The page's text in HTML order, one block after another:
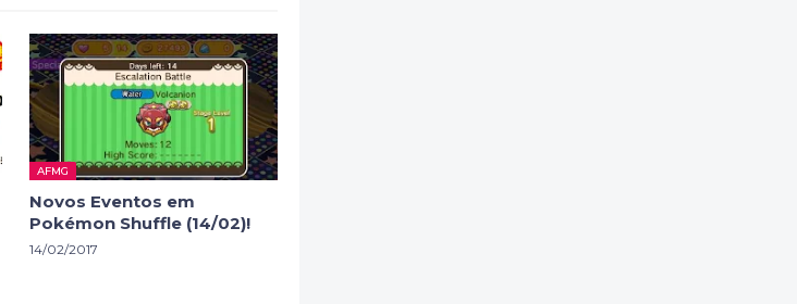
AFMG
Novos Eventos em
Pokémon Shuffle (14/02)!
14/02/2017